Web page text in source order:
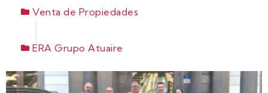
Venta de Propiedades
ERA Grupo Atuaire